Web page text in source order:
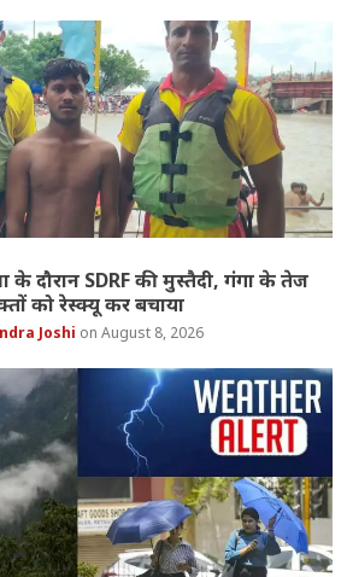
के दौरान SDRF की मुस्तैदी, गंगा के तेज
को रेस्क्यू कर बचाया
Joshi August 8, 2026